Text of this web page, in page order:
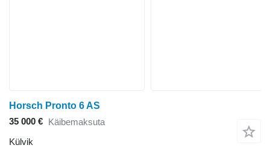
Horsch Pronto 6 AS
35 000 € Käibemaksuta
Külvik